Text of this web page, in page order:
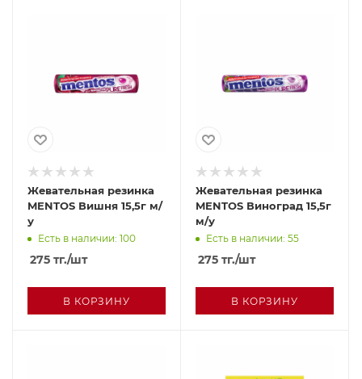
Жевательная резинка
MENTOS Вишня 15,5г м/
у
Есть в наличии: 100
275 тг./шт
В КОРЗИНУ
Жевательная резинка
MENTOS Виноград 15,5г
м/у
Есть в наличии: 55
275 тг./шт
В КОРЗИНУ